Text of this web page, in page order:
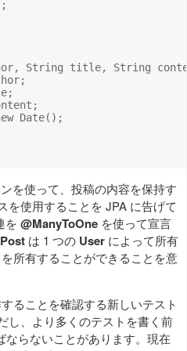
String title, String
Date();
を使って、投稿の内容を保持す
を使用することを JPA に告げて
を @ManyToOne を使って宣言
Post は 1 つの User によって所有
を所有することができることを意
ることを確認する新しいテスト
し、より多くのテストを書く前
らないことがあります。現在